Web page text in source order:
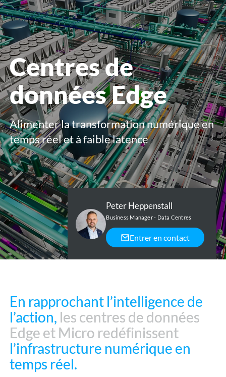
le
menu
Centres de
données Edge
Alimenter la transformation numérique en
temps réel et à faible latence
Peter Heppenstall
Business Manager - Data Centres
Entrer en contact
En rapprochant l’intelligence de
l’action, les centres de données
Edge et Micro redéfinissent
l’infrastructure numérique en
temps réel.
En rapprochant l’intelligence de
l’action, les centres de données
Edge et Micro redéfinissent
l’infrastructure numérique en
temps réel.